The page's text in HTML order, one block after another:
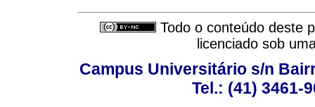
Todo o conteúdo deste
licenciado sob
Campus Universitário s/n
Tel.: (41) 3461-